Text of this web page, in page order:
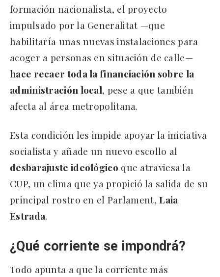
formación nacionalista, el proyecto
impulsado por la Generalitat —que
habilitaría unas nuevas instalaciones para
acoger a personas en situación de calle—
hace recaer toda la financiación sobre la
administración local, pese a que también
afecta al área metropolitana.
Esta condición les impide apoyar la iniciativa
socialista y añade un nuevo escollo al
desbarajuste ideológico que atraviesa la
CUP, un clima que ya propició la salida de su
principal rostro en el Parlament,Laia
Estrada.
¿Qué corriente se impondrá?
Todo apunta a que la corriente más